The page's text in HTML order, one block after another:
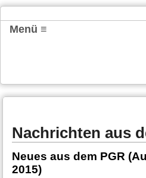
Menü ≡
Nachrichten aus
Neues aus dem PGR
2015)